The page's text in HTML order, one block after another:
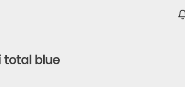
total blue